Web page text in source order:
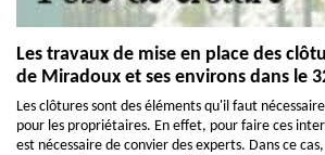
Les travaux de mise en place des
de Miradoux et ses environs dans le
Les clôtures sont des éléments qu'il faut
pour les propriétaires. En effet, pour faire ces
est nécessaire de convier des experts. Dans ce